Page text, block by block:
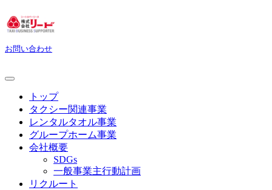
お問い合わせ
トップ
タクシー関連事業
レンタルタオル事業
グループホーム事業
会社概要
SDGs
一般事業主行動計画
リクルート